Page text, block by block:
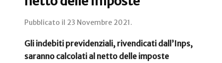
Pubblicato il 23 Novembre 2021.
Gli indebiti previdenziali, rivendicati dall’Inps,
saranno calcolati al netto delle imposte